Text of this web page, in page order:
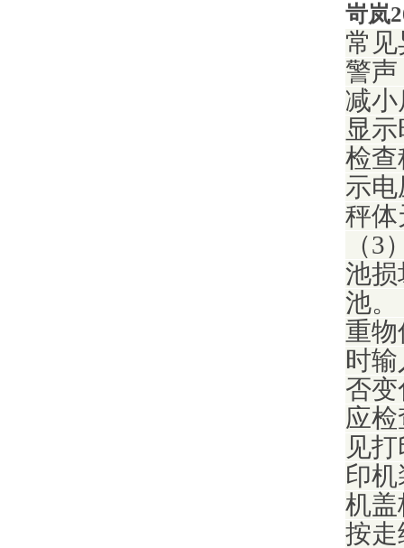
岢岚
常
警
减
显
检查
示
秤体
（
池损
池。
重物
时
否
应
见
印
机盖
按走